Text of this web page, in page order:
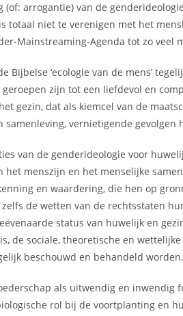
(of: arrogantie) van de
totaal niet te verenigen met het
Mainstreaming-Agenda tot zo
Bijbelse ‘ecologie van de mens’
zijn tot een liefdevol en
gezin, dat als kiemcel van de
samenleving, vernietigende
van de genderideologie voor
het menszijn en het menselijke
en waardering, die hen op
de wetten van de rechtsstaten
status van huwelijk en
de sociale, theoretische en
beschouwd en behandeld
als uitwendig en
rol bij de voortplanting en